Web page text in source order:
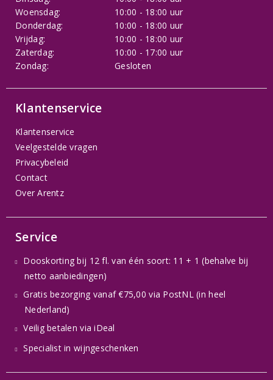
Woensdag:
10:00 - 18:00 uur
Donderdag:
10:00 - 18:00 uur
Vrijdag:
10:00 - 18:00 uur
Zaterdag:
10:00 - 17:00 uur
Zondag:
Gesloten
Klantenservice
Klantenservice
Veelgestelde vragen
Privacybeleid
Contact
Over Arentz
Service
Dooskorting bij 12 fl. van één soort: 11 + 1 (behalve bij
netto aanbiedingen)
Gratis bezorging vanaf €75,00 via PostNL (in heel
Nederland)
Veilig betalen via iDeal
Specialist in wijngeschenken